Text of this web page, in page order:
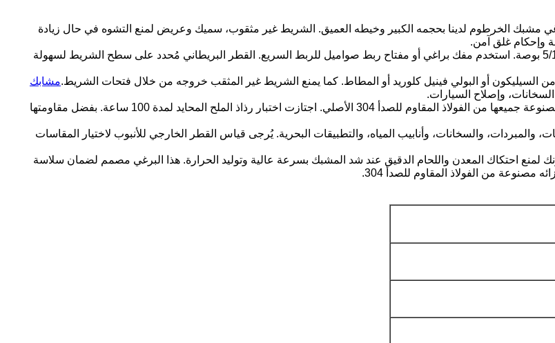
غلاف الدودة الملحوم من عزم الكسر بنسبة 60%. يتميز برغي مشبك الخرطوم لدينا بحجمه الكبير وخيطه العميق. الشريط غير مثقوب، سميك وعريض لمنع التشوه في حال زيادة
وإحكام غلق آمن.
المقاسات غير المترية: رأس مشبك البرغي ذو الفتحة سداسي الشكل مقاس 5/16 بوصة. استخدم مفك براغي أو مفتاح ربط صواميل للربط السريع. القطر البريطاني مُحدد على سطح الشريط لسهولة
أو البولي فينيل كلوريد أو المطاط. كما يمنع الشريط غير المثقب خروجه من خلال فتحات الشريط.مشابك
وإصلاح السيارات.
مشابك خراطيم من الفولاذ المقاوم للصدأ: البرغي، وغطاء المشبك، والشريط مصنوعة جميعها من الفولاذ المقاوم للصدأ 304 الأصلي. اجتازت اختبار رذاذ الملح المحايد لمدة 100 ساعة. بفضل مقاومتها
والمبردات، والسخانات، وأنابيب المياه، والتطبيقات البحرية. يُرجى قياس القطر الخارجي للأنبوب لاختيار المقاسات
الفولاذ المقاوم للصدأ 304. سطحه مطلي بالزنك لمنع احتكاك المعدن واللحام الدقيق عند شد المشبك بسرعة عالية وتوليد الحرارة. هذا البرغي مصمم لضمان سلاسة
من الفولاذ المقاوم للصدأ 304.